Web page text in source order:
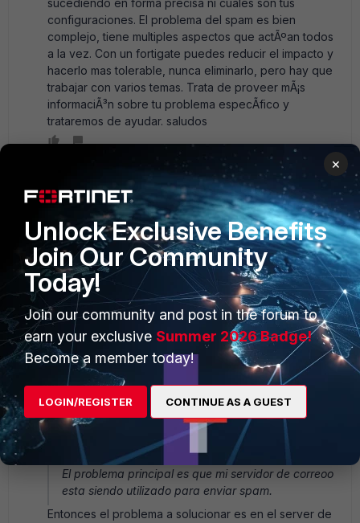
sucediendo en forma precisa ni cuales son tus
configuraciones. El problema del spam es bien
complejo, tiene multiples aspectos que actÃºan todos
a la vez. Con un fortigate puedes reducir el impacto y
hacerlo mas tolerable, nunca eliminarlo, pero hay que
trabajar con varios temas. Trata de proveer mÃ¡s
informaciÃ³n sobre tu problema especÃ­fico y
trataremos de ayudar. saludos
Anonymous_User AUTHOR
Contributor III
Forum|Forum|18 years ago
Buen dia Abel, La red esta configurada de la siguiente
manera para un fortinet 200A:: Una Interfaz para la DMZ1 alli
tengo el servidor de correo, servidor web, servidor dns..
En la DMZ2 hay una subred donde solo hay clientes...
Luego esta la Interna que tambien esta configurada para
una subred de clientes. Finalmnente tengo conexion
redundante a internet a traves de la wan1 y wan2. El
problema principal es que mi servidor de correoo esta
siendo utilizado para enviar spam. Espero esta informacion
te sirva, de lo contrario porfa avisame Gracias!!!!
1 reply
SuperUser
Forum|Forum|18 years ago
El problema principal es que mi servidor de correoo
esta siendo utilizado para enviar spam.
Entonces el problema a solucionar es en el server de
×
Unlock Exclusive Benefits
Join Our Community
Today!
Join our community and post in the forum to
earn your exclusive Summer 2026 Badge!
Become a member today!
LOGIN/REGISTER CONTINUE AS A GUEST